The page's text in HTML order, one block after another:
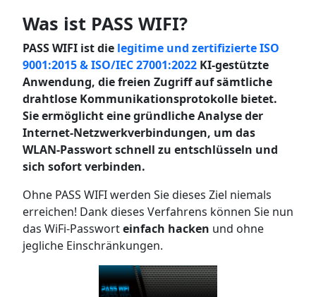
Was ist PASS WIFI?
PASS WIFI ist die legitime und zertifizierte ISO
9001:2015 & ISO/IEC 27001:2022 KI-gestützte
Anwendung, die freien Zugriff auf sämtliche
drahtlose Kommunikationsprotokolle bietet.
Sie ermöglicht eine gründliche Analyse der
Internet-Netzwerkverbindungen, um das
WLAN-Passwort schnell zu entschlüsseln und
sich sofort verbinden.
Ohne PASS WIFI werden Sie dieses Ziel niemals
erreichen! Dank dieses Verfahrens können Sie nun
das WiFi-Passworteinfach hacken und ohne
jegliche Einschränkungen.